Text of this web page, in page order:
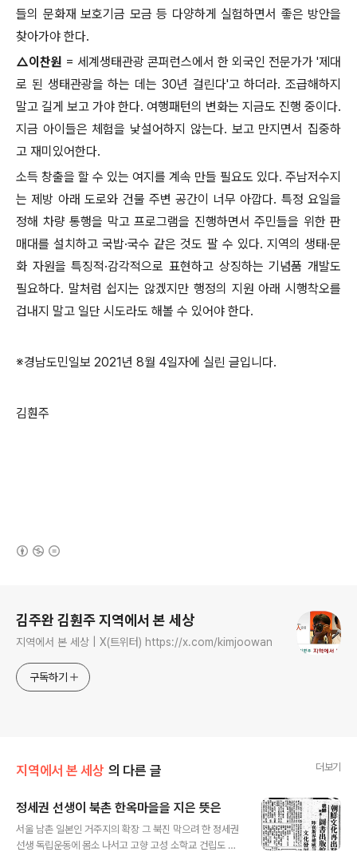
들의 문화재 보호기금 모금 등 다양하게 실험하면서 좋은 방안을
찾아가야 한다.
△이찬원 = 세계생태관광 콘퍼런스에서 한 외국인 전문가가 '제대
로 된 생태관광을 하는 데는 30년 걸린다'고 하더라. 조급해하지
말고 길게 보고 가야 한다. 여행패턴의 변화는 지금도 진행 중이다.
지금 아이들은 체험을 낯설어하지 않는다. 보고 만지면서 집중하
고 재미있어한다.
소득 창출을 할 수 있는 여지를 계속 만들 필요도 있다. 주남저수지
는 제방 아래 도로와 건물 주변 공간이 너무 아깝다. 특정 요일을
정해 차량 통행을 막고 프로그램을 진행하면서 주민들을 위한 판
매대를 설치하고 국밥·국수 같은 것도 팔 수 있다. 지역의 생태·문
화 자원을 특징적·감각적으로 표현하고 상징하는 기념품 개발도
필요하다. 말처럼 쉽지는 않겠지만 행정의 지원 아래 시행착오를
겁내지 말고 일단 시도라도 해볼 수 있어야 한다.
※경남도민일보 2021년 8월 4일자에 실린 글입니다.
김훤주
김주완 김훤주 지역에서 본 세상
지역에서 본 세상 | X(트위터) https://x.com/kimjoowan
구독하기
지역에서 본 세상 의 다른 글 더보기
정세권 선생이 북촌 한옥마을을 지은 뜻은
서울 남촌 일본인 거주지의 확장 그 북진 막으려 한 정세권
선생 독립운동에 몸소 나서고 고향 고성 소학교 건립도 서